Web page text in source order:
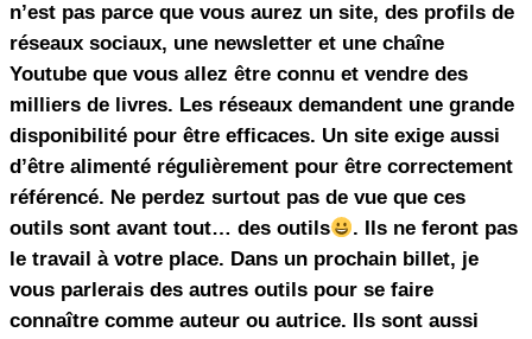
n’est pas parce que vous aurez un site, des profils de
réseaux sociaux, une newsletter et une chaîne
Youtube que vous allez être connu et vendre des
milliers de livres. Les réseaux demandent une grande
disponibilité pour être efficaces. Un site exige aussi
d’être alimenté régulièrement pour être correctement
référencé. Ne perdez surtout pas de vue que ces
outils sont avant tout… des outils
. Ils ne feront pas
le travail à votre place. Dans un prochain billet, je
vous parlerais des autres outils pour se faire
connaître comme auteur ou autrice. Ils sont aussi